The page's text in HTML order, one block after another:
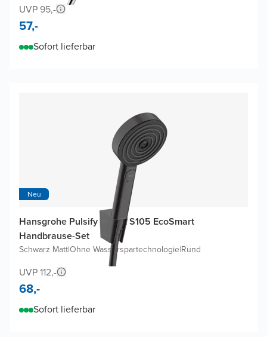
UVP 95,-
57,-
Sofort lieferbar
Neu
Hansgrohe Pulsify Select S105 EcoSmart
Handbrause-Set
Schwarz Matt|Ohne Wasserspartechnologie|Rund
UVP 112,-
68,-
Sofort lieferbar